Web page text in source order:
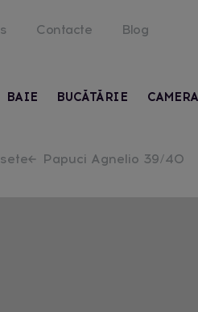
Contacte Blog
BAIE BUCĂTĂRIE
Papuci Agnelio 39/40